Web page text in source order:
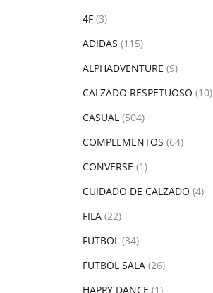
4F (3)
ADIDAS (115)
ALPHADVENTURE (9)
CALZADO RESPETUOSO (10)
CASUAL (504)
COMPLEMENTOS (64)
CONVERSE (1)
CUIDADO DE CALZADO (4)
FILA (22)
FUTBOL (34)
FUTBOL SALA (26)
HAPPY DANCE (1)